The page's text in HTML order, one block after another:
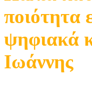
ποιότητα
ψηφιακά
Ιωάννης